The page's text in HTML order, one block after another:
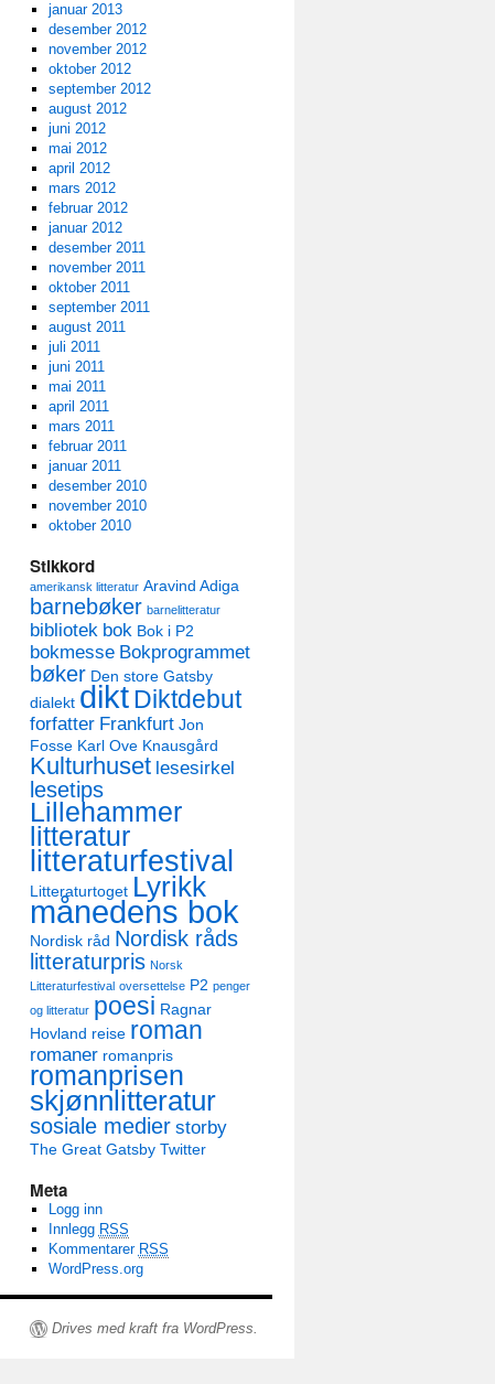
januar 2013
desember 2012
november 2012
oktober 2012
september 2012
august 2012
juni 2012
mai 2012
april 2012
mars 2012
februar 2012
januar 2012
desember 2011
november 2011
oktober 2011
september 2011
august 2011
juli 2011
juni 2011
mai 2011
april 2011
mars 2011
februar 2011
januar 2011
desember 2010
november 2010
oktober 2010
Stikkord
amerikansk litteratur Aravind Adiga
barnebøker barnelitteratur
bibliotek bok Bok i P2
bokmesse Bokprogrammet
bøker Den store Gatsby
dialekt diktDiktdebut
forfatter Frankfurt Jon
Fosse Karl Ove Knausgård
Kulturhuset lesesirkel
lesetips
Lillehammer
litteratur
litteraturfestival
Litteraturtoget Lyrikk
månedens bok
Nordisk råd Nordisk råds
litteraturpris Norsk
Litteraturfestival oversettelse P2 penger
og litteratur poesi Ragnar
Hovland reise roman
romaner romanpris
romanprisen
skjønnlitteratur
sosiale medier storby
The Great Gatsby Twitter
Meta
Logg inn
Innlegg RSS
Kommentarer RSS
WordPress.org
Drives med kraft fra WordPress.